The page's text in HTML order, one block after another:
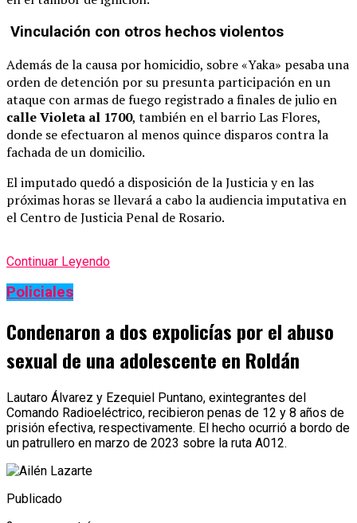
Vinculación con otros hechos violentos
Además de la causa por homicidio, sobre «Yaka» pesaba una
orden de detención por su presunta participación en un
ataque con armas de fuego registrado a finales de julio en
calle Violeta al 1700, también en el barrio Las Flores,
donde se efectuaron al menos quince disparos contra la
fachada de un domicilio.
El imputado quedó a disposición de la Justicia y en las
próximas horas se llevará a cabo la audiencia imputativa en
el Centro de Justicia Penal de Rosario.
Continuar Leyendo
Policiales
Condenaron a dos expolicías por el abuso
sexual de una adolescente en Roldán
Lautaro Álvarez y Ezequiel Puntano, exintegrantes del
Comando Radioeléctrico, recibieron penas de 12 y 8 años de
prisión efectiva, respectivamente. El hecho ocurrió a bordo de
un patrullero en marzo de 2023 sobre la ruta A012.
Publicado